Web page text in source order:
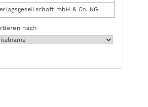
mbH & Co. KG
nach